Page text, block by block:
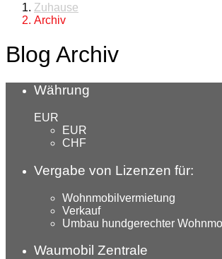
Zuhause
Archiv
Blog Archiv
Währung
EUR
EUR
CHF
Vergabe von Lizenzen für:
Wohnmobilvermietung
Verkauf
Umbau hundgerechter
Waumobil Zentrale